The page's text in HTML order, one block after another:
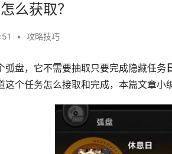
么获取？
• 攻略技巧
弧盘，它不需要抽取只要完成隐藏任务
个任务怎么接取和完成，本篇文章小